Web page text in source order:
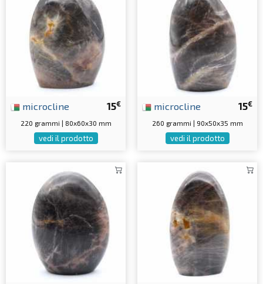
15€
microcline
220 grammi | 80x60x30 mm
vedi il prodotto
15€
microcline
260 grammi | 90x50x35 mm
vedi il prodotto